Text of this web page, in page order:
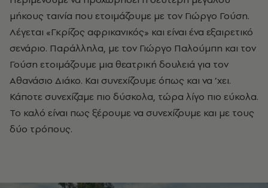
μήκους ταινία που ετοιμάζουμε με τον Γιώργο Γούση.
Λέγεται «Γκρίζος αφρικανικός» και είναι ένα εξαιρετικό
σενάριο. Παράλληλα, με τον Γιώργο Παλούμπη και τον
Γούση ετοιμάζουμε μια θεατρική δουλειά για τον
Αθανάσιο Διάκο. Και συνεχίζουμε όπως και να ’χει.
Κάποτε συνεχίζαμε πιο δύσκολα, τώρα λίγο πιο εύκολα.
Το καλό είναι πως ξέρουμε να συνεχίζουμε και με τους
δύο τρόπους.